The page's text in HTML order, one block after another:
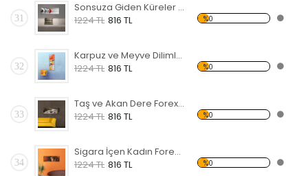
31
Sonsuza Giden Küreler Forex Tablo
1224 TL 816 TL %0
32
Karpuz ve Meyve Dilimleri Forex Tablo
1224 TL 816 TL %0
33
Taş ve Akan Dere Forex Tablo
1224 TL 816 TL %0
34
Sigara İçen Kadın Forex Tablo
1224 TL 816 TL %0